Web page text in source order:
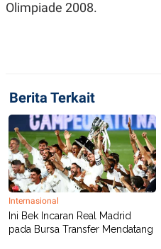
AE
D
A
N
G
G
A
N
A
N
E
I
N
E
R
J
A
E
M
T
Olimpiade 2008.
Berita Terkait
Internasional
Ini Bek Incaran Real Madrid
pada Bursa Transfer Mendatang